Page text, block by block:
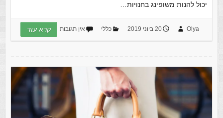
יכול להנות משופינג בחנויות…
Olya 20 ביוני 2019 כללי אין תגובות קרא עוד